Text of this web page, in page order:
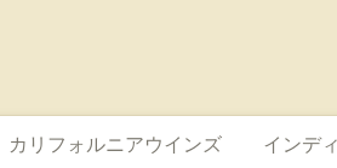
カリフォルニアウインズ インデ